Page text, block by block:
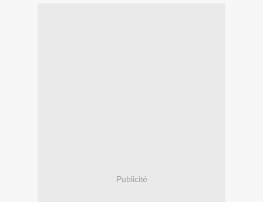
Publicité